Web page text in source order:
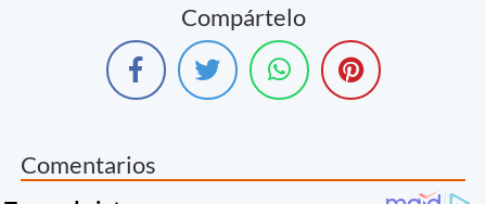
Compártelo
Comentarios